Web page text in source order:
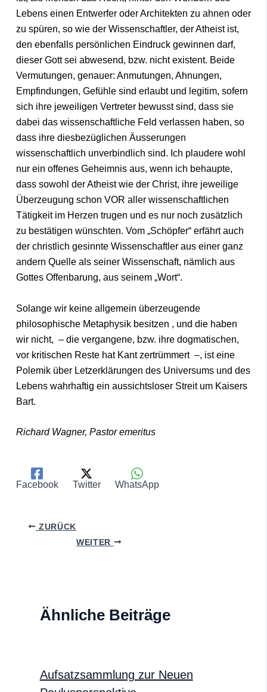
Lebens einen Entwerfer oder Architekten zu ahnen oder
zu spüren, so wie der Wissenschaftler, der Atheist ist,
den ebenfalls persönlichen Eindruck gewinnen darf,
dieser Gott sei abwesend, bzw. nicht existent. Beide
Vermutungen, genauer: Anmutungen, Ahnungen,
Empfindungen, Gefühle sind erlaubt und legitim, sofern
sich ihre jeweiligen Vertreter bewusst sind, dass sie
dabei das wissenschaftliche Feld verlassen haben, so
dass ihre diesbezüglichen Äusserungen
wissenschaftlich unverbindlich sind. Ich plaudere wohl
nur ein offenes Geheimnis aus, wenn ich behaupte,
dass sowohl der Atheist wie der Christ, ihre jeweilige
Überzeugung schon VOR aller wissenschaftlichen
Tätigkeit im Herzen trugen und es nur noch zusätzlich
zu bestätigen wünschten. Vom „Schöpfer“ erfährt auch
der christlich gesinnte Wissenschaftler aus einer ganz
andern Quelle als seiner Wissenschaft, nämlich aus
Gottes Offenbarung, aus seinem „Wort“.
Solange wir keine allgemein überzeugende
philosophische Metaphysik besitzen , und die haben
wir nicht, – die vergangene, bzw. ihre dogmatischen,
vor kritischen Reste hat Kant zertrümmert –, ist eine
Polemik über Letzerklärungen des Universums und des
Lebens wahrhaftig ein aussichtsloser Streit um Kaisers
Bart.
Richard Wagner, Pastor emeritus
Facebook Twitter WhatsApp
ZURÜCK
WEITER
Ähnliche Beiträge
Aufsatzsammlung zur Neuen